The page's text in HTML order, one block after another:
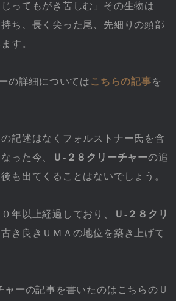
じってもがき苦しむ」その生物は
持ち、長く尖った尾、先細りの頭部
す。
の詳細については こちらの記事を
記述はなくフォルストナー氏を含
った今、
Ｕ-２８クリーチャーの追
も出てくることはないでしょう。
年以上経過しており、
Ｕ-２８クリ
き良きＵＭＡの地位を築き上げて
ャーの記事を書いたのはこちらのＵ